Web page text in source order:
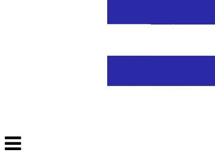
Veksle
navigasjon